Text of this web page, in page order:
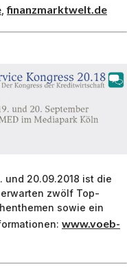
,finanzmarktwelt.de
und 20.09.2018 ist die
zwölf Top-
sowie ein
www.voeb-